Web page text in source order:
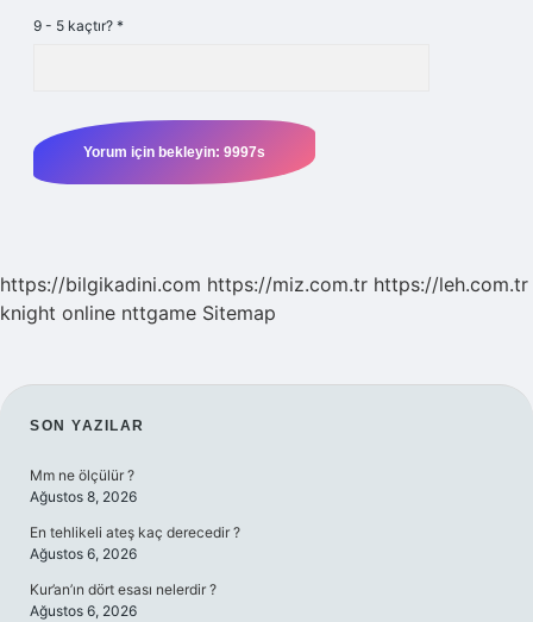
9 - 5 kaçtır? *
https://bilgikadini.com https://miz.com.tr https://leh.com.tr
knight online nttgame Sitemap
SIDEBAR
SON YAZILAR
Mm ne ölçülür ?
Ağustos 8, 2026
En tehlikeli ateş kaç derecedir ?
Ağustos 6, 2026
Kur’an’ın dört esası nelerdir ?
Ağustos 6, 2026